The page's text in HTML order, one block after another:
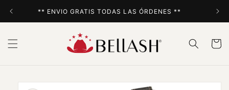
directamente
al contenido
** ENVIO GRATIS TODAS LAS ÓRDENES **
Carrito
directamente